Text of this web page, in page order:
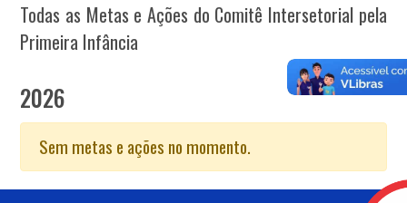
Todas as Metas e Ações do Comitê Intersetorial pela
Primeira Infância
2026
Sem metas e ações no momento.